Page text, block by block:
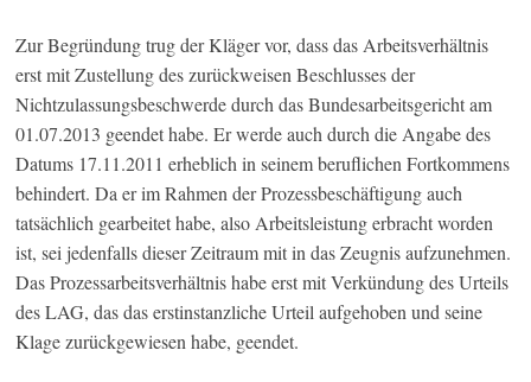
Zur Begründung trug der Kläger vor, dass das Arbeitsverhältnis
erst mit Zustellung des zurückweisen Beschlusses der
Nichtzulassungsbeschwerde durch das Bundesarbeitsgericht am
01.07.2013 geendet habe. Er werde auch durch die Angabe des
Datums 17.11.2011 erheblich in seinem beruflichen Fortkommens
behindert. Da er im Rahmen der Prozessbeschäftigung auch
tatsächlich gearbeitet habe, also Arbeitsleistung erbracht worden
ist, sei jedenfalls dieser Zeitraum mit in das Zeugnis aufzunehmen.
Das Prozessarbeitsverhältnis habe erst mit Verkündung des Urteils
des LAG, das das erstinstanzliche Urteil aufgehoben und seine
Klage zurückgewiesen habe, geendet.